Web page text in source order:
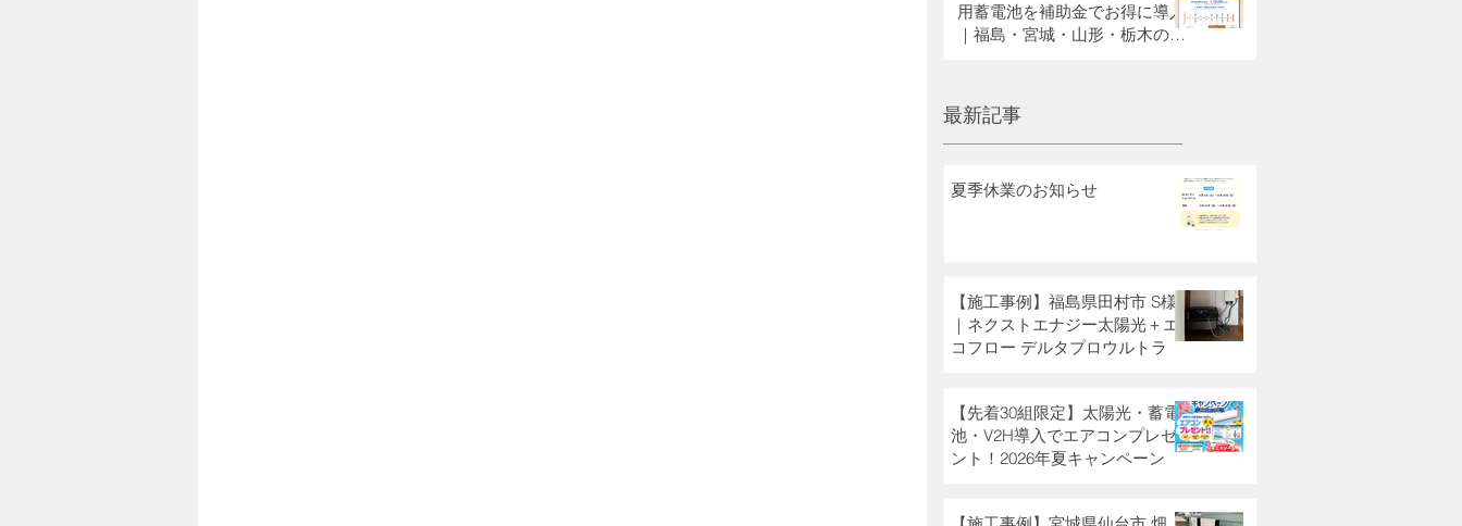
用蓄電池を補助金でお得に導入
｜福島・宮城・山形・栃木の方
最新記事
夏季休業のお知らせ
【施工事例】福島県田村市 S様
｜ネクストエナジー太陽光＋エ
コフロー デルタプロウルトラ
【先着30組限定】太陽光・蓄電
池・V2H導入でエアコンプレゼ
ント！2026年夏キャンペーン